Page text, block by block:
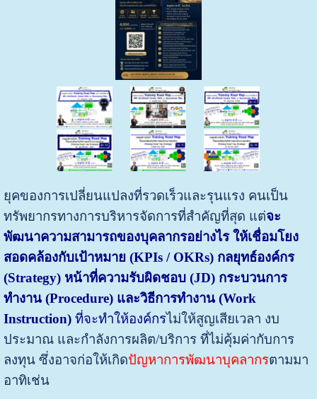
ยุคของการเปลี่ยนแปลงที่รวดเร็วและรุนแรง คนเป็น
ทรัพยากรทางการบริหารจัดการที่สำคัญที่สุด แต่จะ
พัฒนาความสามารถของบุคลากรอย่างไร ให้เชื่อมโยง
สอดคล้องกับเป้าหมาย (KPIs / OKRs) กลยุทธ์องค์กร
(Strategy) หน้าที่ความรับผิดชอบ (JD) กระบวนการ
ทำงาน (Procedure) และวิธีการทำงาน (Work
Instruction)ที่จะทำให้องค์กรไม่ให้สูญเสียเวลา งบ
ประมาณ และกำลังการผลิต/บริการ ที่ไม่คุ้มค่ากับการ
ลงทุน ซึ่งอาจก่อให้เกิดปัญหาการพัฒนาบุคลากรตามมา
อาทิเช่น